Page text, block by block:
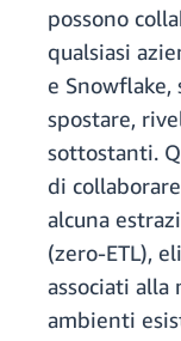
possono
qualsiasi
e Snowflake,
spostare,
sottostanti.
di
alcuna
(zero-ETL),
associati
ambienti